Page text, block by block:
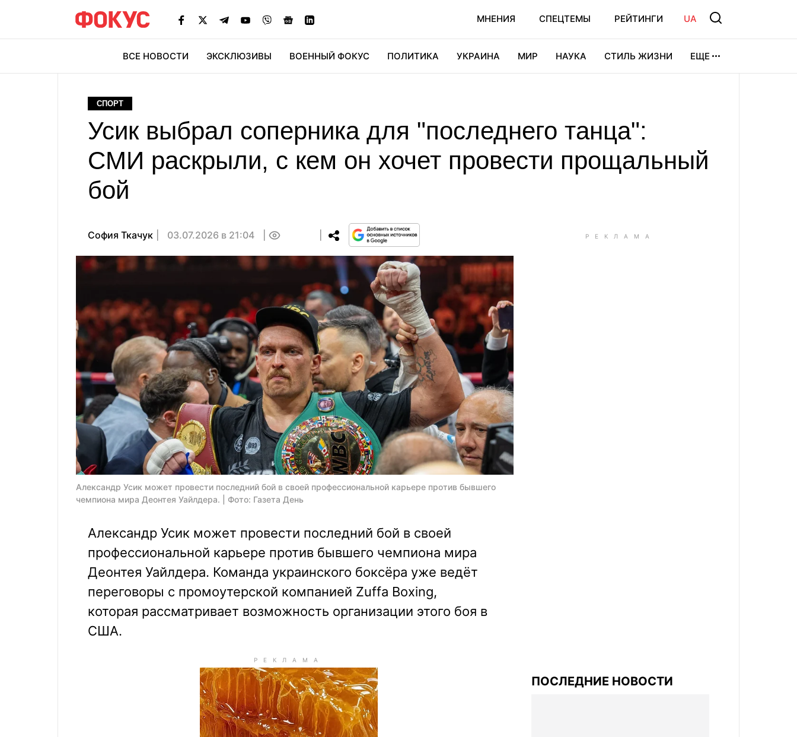
МНЕНИЯ СПЕЦТЕМЫ РЕЙТИНГИ UA
ВСЕ НОВОСТИ ЭКСКЛЮЗИВЫ ВОЕННЫЙ ФОКУС ПОЛИТИКА УКРАИНА МИР НАУКА СТИЛЬ ЖИЗНИ ЕЩЕ
СПОРТ
Усик выбрал соперника для "последнего танца":
СМИ раскрыли, с кем он хочет провести прощальный
бой
София Ткачук 03.07.2026 в 21:04
Александр Усик может провести последний бой в своей профессиональной карьере против бывшего
чемпиона мира Деонтея Уайлдера. | Фото: Газета День
Александр Усик может провести последний бой в своей
профессиональной карьере против бывшего чемпиона мира
Деонтея Уайлдера. Команда украинского боксёра уже ведёт
переговоры с промоутерской компанией Zuffa Boxing,
которая рассматривает возможность организации этого боя в
США.
ПОСЛЕДНИЕ НОВОСТИ